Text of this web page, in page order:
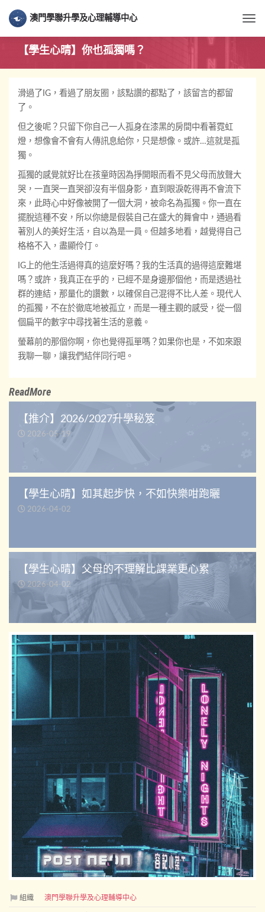
澳門學聯升學及心理輔導中心
【學生心晴】你也孤獨嗎？
滑過了IG，看過了朋友圈，該點讚的都點了，該留言的都留
了。
但之後呢？只留下你自己一人孤身在漆黑的房間中看著霓虹
燈，想像會不會有人傳訊息給你，只是想像。或許…這就是孤
獨。
孤獨的感覺就好比在孩童時因為掙開眼而看不見父母而放聲大
哭，一直哭一直哭卻沒有半個身影，直到眼淚乾得再不會流下
來，此時心中好像被開了一個大洞，被命名為孤獨。你一直在
擺脫這種不安，所以你總是假裝自己在盛大的舞會中，通過看
著別人的美好生活，自以為是一員。但越多地看，越覺得自己
格格不入，盡顯伶仃。
IG上的他生活過得真的這麼好嗎？我的生活真的過得這麼難堪
嗎？或許，我真正在乎的，已經不是身邊那個他，而是透過社
群的連結，那量化的讚數，以確保自己混得不比人差。現代人
的孤獨，不在於徹底地被孤立，而是一種主觀的感受，從一個
個扁平的數字中尋找著生活的意義。
螢幕前的那個你啊，你也覺得孤單嗎？如果你也是，不如來跟
我聊一聊，讓我們結伴同行吧。
ReadMore
【推介】2026/2027升學秘笈
2026-05-19
【學生心晴】如其起步快，不如快樂咁跑曬
2026-04-02
【學生心晴】父母的不理解比課業更心累
2026-04-02
組織 澳門學聯升學及心理輔導中心